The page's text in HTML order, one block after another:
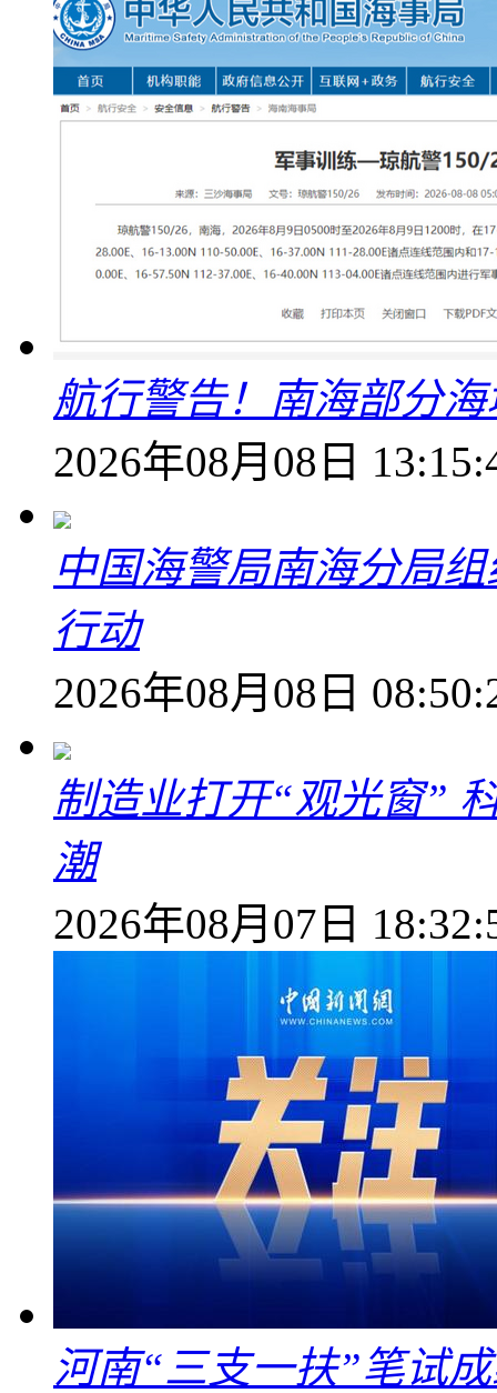
航行警告！南海部分
2026年08月08日
中国海警局南海分局
行动
2026年08月08日
制造业打开“观光窗”
潮
2026年08月07日
河南“三支一扶”笔试